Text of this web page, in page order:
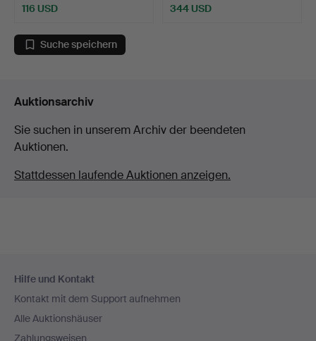
116 USD 344 USD
Suche speichern
Auktionsarchiv
Sie suchen in unserem Archiv der beendeten
Auktionen.
Stattdessen laufende Auktionen anzeigen.
Navigation
Hilfe und Kontakt
Kontakt mit dem Support aufnehmen
Alle Auktionshäuser
Zahlungsweisen